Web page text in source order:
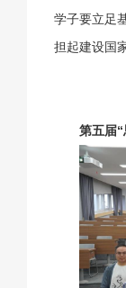
学子要立足
担起建设国
第五届